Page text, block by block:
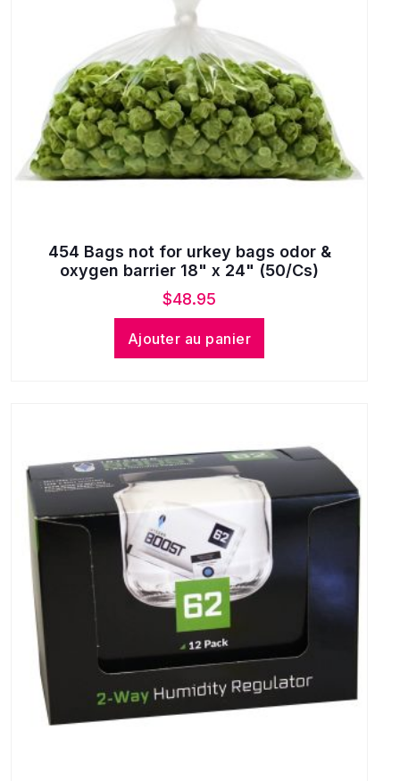
454 Bags not for urkey bags odor &
oxygen barrier 18" x 24" (50/Cs)
$48.95
Ajouter au panier